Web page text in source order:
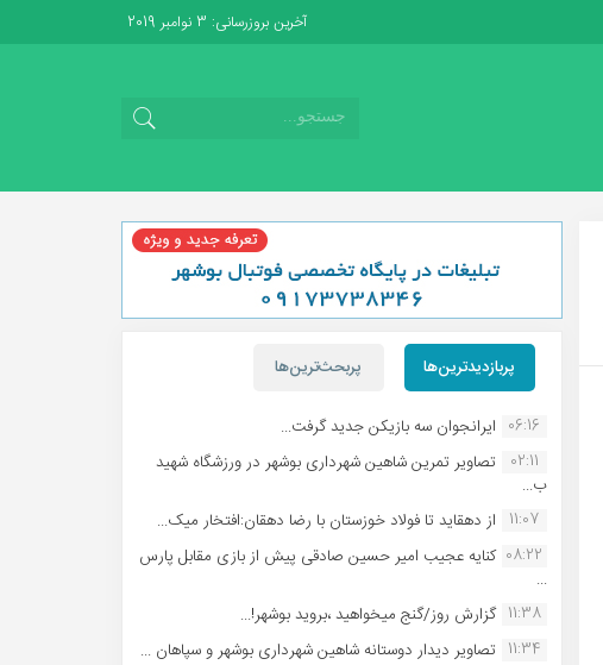
آخرین بروزرسانی: 3 نوامبر 2019
پربازدیدترین‌ها پربحث‌ترین‌ها
06:16 ایرانجوان سه بازیکن جدید گرفت...
02:11
تصاویر تمرین شاهین شهردارى بوشهر در ورزشگاه شهید
ب...
11:07 از دهقاید تا فولاد خوزستان با رضا دهقان:افتخار میک...
08:22 کنایه عجیب امیر حسین صادقی پیش از بازی مقابل پارس
...
11:38 گزارش روز/گنج میخواهید ،بروید بوشهر!...
11:34 تصاویر دیدار دوستانه شاهین شهردارى بوشهر و سپاهان ...